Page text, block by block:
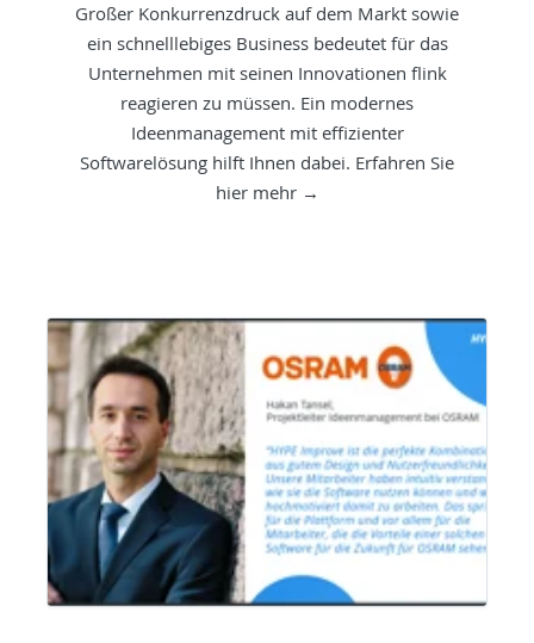
Großer Konkurrenzdruck auf dem Markt sowie
ein schnelllebiges Business bedeutet für das
Unternehmen mit seinen Innovationen flink
reagieren zu müssen. Ein modernes
Ideenmanagement mit effizienter
Softwarelösung hilft Ihnen dabei. Erfahren Sie
hier mehr →